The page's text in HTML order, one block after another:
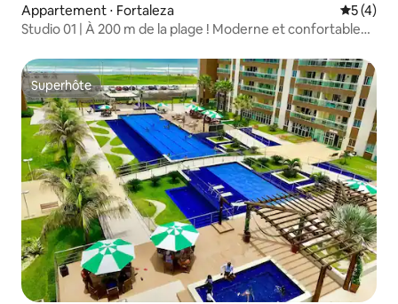
Appartement ⋅ Fortaleza
5 (4)
Studio 01 | À 200 m de la plage ! Moderne et confortable
Superhôte
Superhôte